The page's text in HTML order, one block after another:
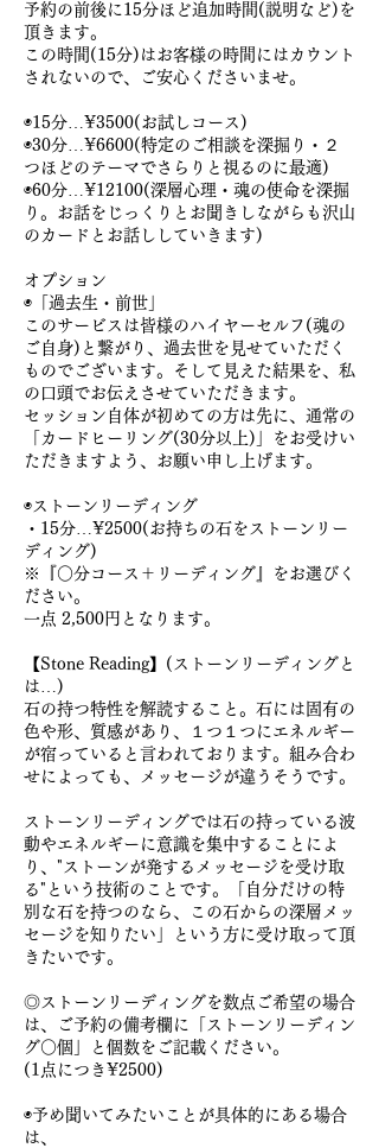
予約の前後に15分ほど追加時間(説明など)を
頂きます。
この時間(15分)はお客様の時間にはカウント
されないので、ご安心くださいませ。
◉15分…¥3500(お試しコース)
◉30分…¥6600(特定のご相談を深掘り・２
つほどのテーマでさらりと視るのに最適)
◉60分…¥12100(深層心理・魂の使命を深掘
り。お話をじっくりとお聞きしながらも沢山
のカードとお話ししていきます)
オプション
◉「過去生・前世」
このサービスは皆様のハイヤーセルフ(魂の
ご自身)と繋がり、過去世を見せていただく
ものでございます。そして見えた結果を、私
の口頭でお伝えさせていただきます。
セッション自体が初めての方は先に、通常の
「カードヒーリング(30分以上)」をお受けい
ただきますよう、お願い申し上げます。
◉ストーンリーディング
・15分…¥2500(お持ちの石をストーンリー
ディング)
※『○分コース＋リーディング』をお選びく
ださい。
一点 2,500円となります。
【Stone Reading】(ストーンリーディングと
は…)
石の持つ特性を解読すること。石には固有の
色や形、質感があり、１つ１つにエネルギー
が宿っていると言われております。組み合わ
せによっても、メッセージが違うそうです。
ストーンリーディングでは石の持っている波
動やエネルギーに意識を集中することによ
り、"ストーンが発するメッセージを受け取
る"という技術のことです。「自分だけの特
別な石を持つのなら、この石からの深層メッ
セージを知りたい」という方に受け取って頂
きたいです。
◎ストーンリーディングを数点ご希望の場合
は、ご予約の備考欄に「ストーンリーディン
グ○個」と個数をご記載ください。
(1点につき¥2500)
◉予め聞いてみたいことが具体的にある場合
は、